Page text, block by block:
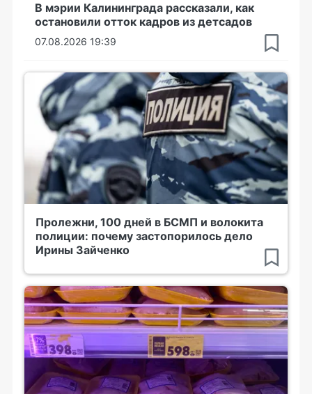
В мэрии Калининграда рассказали, как
остановили отток кадров из детсадов
07.08.2026 19:39
Пролежни, 100 дней в БСМП и волокита
полиции: почему застопорилось дело
Ирины Зайченко